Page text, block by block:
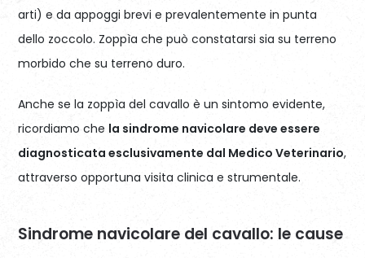
arti) e da appoggi brevi e prevalentemente in punta
dello zoccolo. Zoppìa che può constatarsi sia su terreno
morbido che su terreno duro.
Anche se la zoppìa del cavallo è un sintomo evidente,
ricordiamo che la sindrome navicolare deve essere
diagnosticata esclusivamente dal Medico Veterinario,
attraverso opportuna visita clinica e strumentale.
Sindrome navicolare del cavallo: le cause